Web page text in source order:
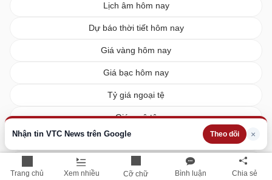
Trang chủ Xem nhiều Cỡ chữ Bình luận Chia sẻ
Nhận tin VTC News trên Google Theo dõi ×
Lịch âm hôm nay
Dự báo thời tiết hôm nay
Giá vàng hôm nay
Giá bạc hôm nay
Tỷ giá ngoại tệ
Giá xe ô tô
Giá xe máy